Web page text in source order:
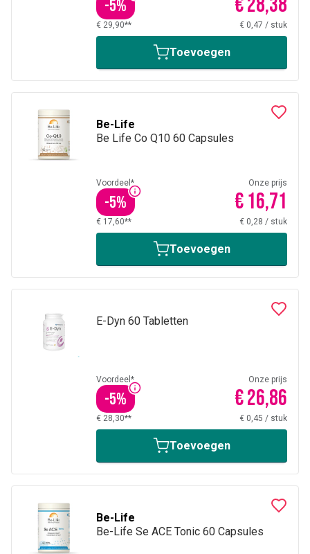
-5%
€ 29,90** € 0,47 / stuk
Toevoegen
Be-Life
Be Life Co Q10 60 Capsules
Voordeel*
-5%
Onze prijs
€ 16,71
€ 17,60** € 0,28 / stuk
Toevoegen
E-Dyn 60 Tabletten
Voordeel*
-5%
Onze prijs
€ 26,86
€ 28,30** € 0,45 / stuk
Toevoegen
Be-Life
Be-Life Se ACE Tonic 60 Capsules